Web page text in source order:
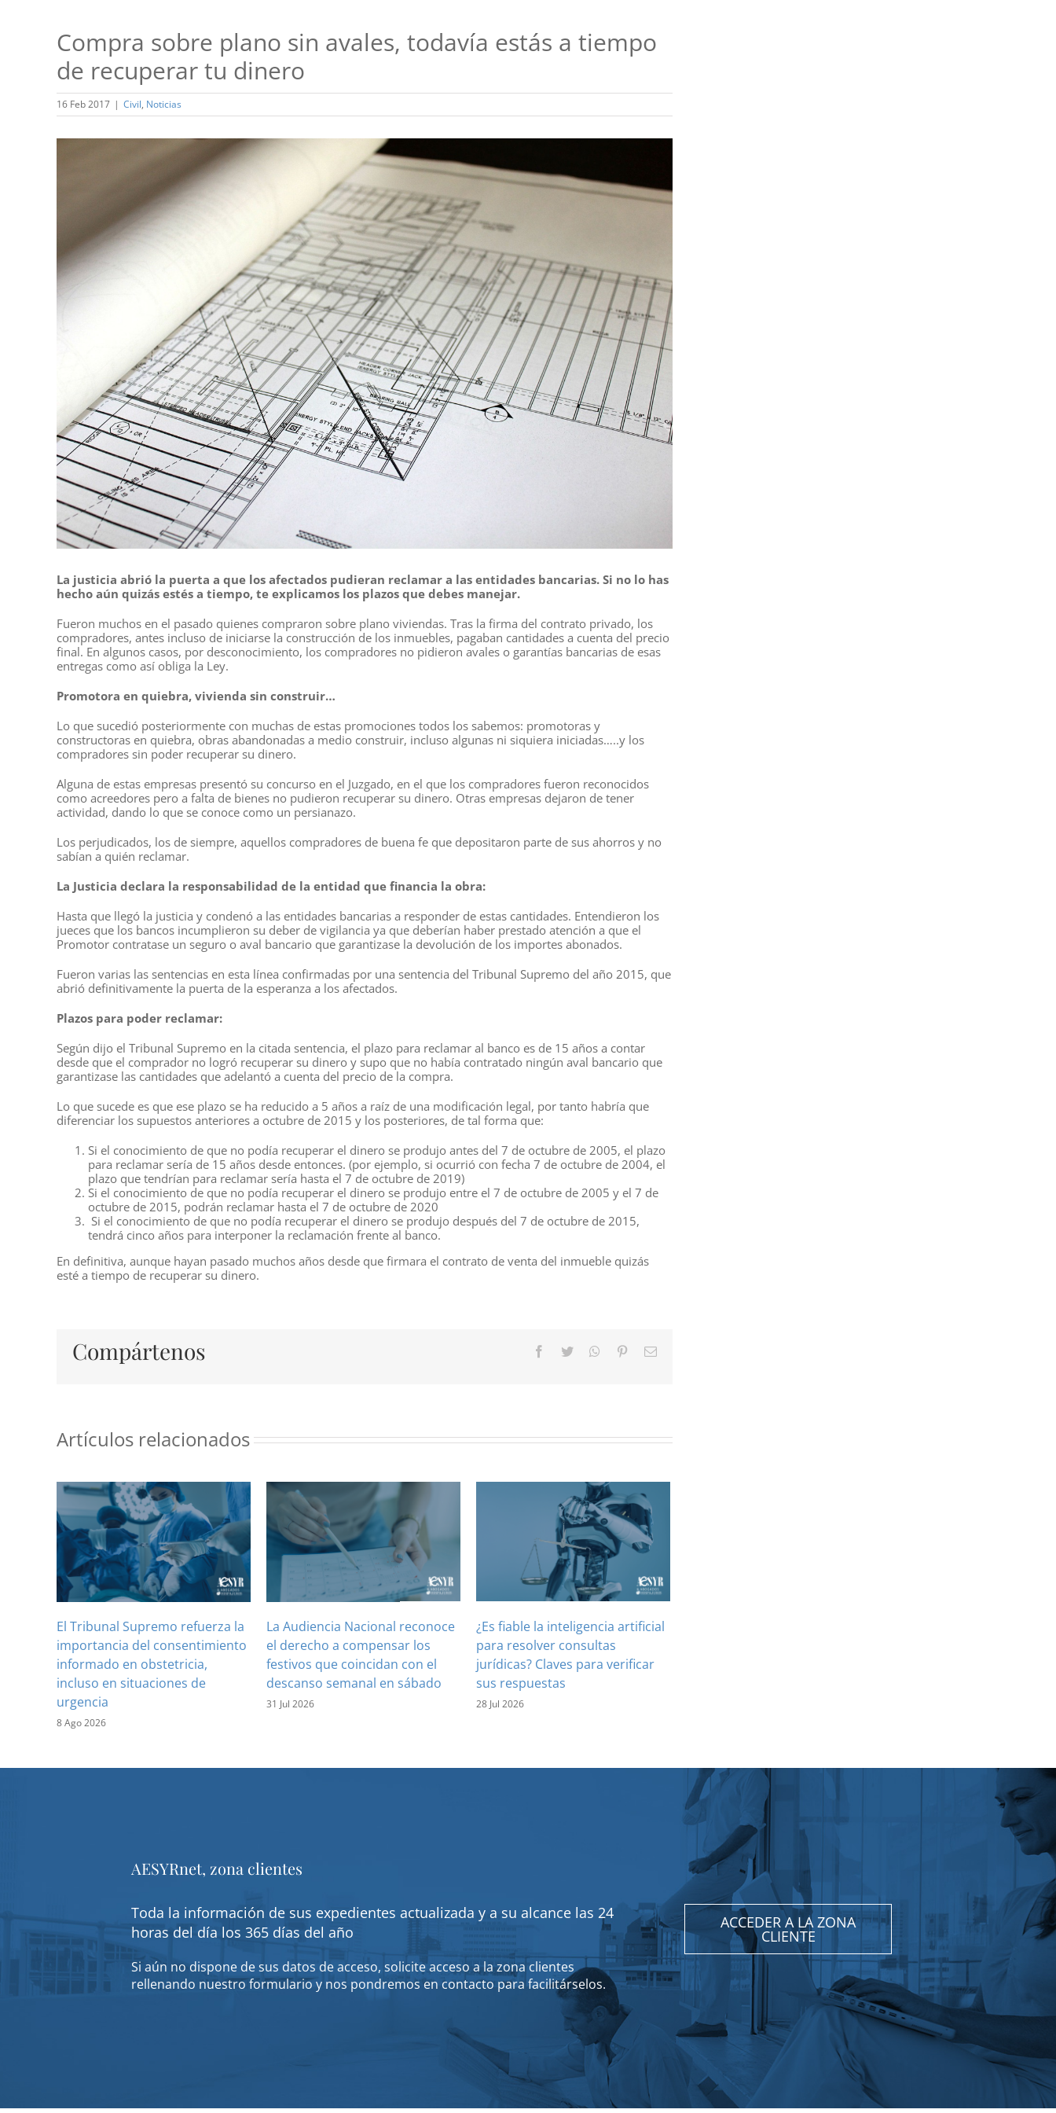
Compra sobre plano sin avales, todavía estás a tiempo
de recuperar tu dinero
16 Feb 2017 | Civil, Noticias
La justicia abrió la puerta a que los afectados pudieran reclamar a las entidades bancarias. Si no lo has
hecho aún quizás estés a tiempo, te explicamos los plazos que debes manejar.
Fueron muchos en el pasado quienes compraron sobre plano viviendas. Tras la firma del contrato privado, los
compradores, antes incluso de iniciarse la construcción de los inmuebles, pagaban cantidades a cuenta del precio
final. En algunos casos, por desconocimiento, los compradores no pidieron avales o garantías bancarias de esas
entregas como así obliga la Ley.
Promotora en quiebra, vivienda sin construir…
Lo que sucedió posteriormente con muchas de estas promociones todos los sabemos: promotoras y
constructoras en quiebra, obras abandonadas a medio construir, incluso algunas ni siquiera iniciadas…..y los
compradores sin poder recuperar su dinero.
Alguna de estas empresas presentó su concurso en el Juzgado, en el que los compradores fueron reconocidos
como acreedores pero a falta de bienes no pudieron recuperar su dinero. Otras empresas dejaron de tener
actividad, dando lo que se conoce como un persianazo.
Los perjudicados, los de siempre, aquellos compradores de buena fe que depositaron parte de sus ahorros y no
sabían a quién reclamar.
La Justicia declara la responsabilidad de la entidad que financia la obra:
Hasta que llegó la justicia y condenó a las entidades bancarias a responder de estas cantidades. Entendieron los
jueces que los bancos incumplieron su deber de vigilancia ya que deberían haber prestado atención a que el
Promotor contratase un seguro o aval bancario que garantizase la devolución de los importes abonados.
Fueron varias las sentencias en esta línea confirmadas por una sentencia del Tribunal Supremo del año 2015, que
abrió definitivamente la puerta de la esperanza a los afectados.
Plazos para poder reclamar:
Según dijo el Tribunal Supremo en la citada sentencia, el plazo para reclamar al banco es de 15 años a contar
desde que el comprador no logró recuperar su dinero y supo que no había contratado ningún aval bancario que
garantizase las cantidades que adelantó a cuenta del precio de la compra.
Lo que sucede es que ese plazo se ha reducido a 5 años a raíz de una modificación legal, por tanto habría que
diferenciar los supuestos anteriores a octubre de 2015 y los posteriores, de tal forma que:
Si el conocimiento de que no podía recuperar el dinero se produjo antes del 7 de octubre de 2005, el plazo
para reclamar sería de 15 años desde entonces. (por ejemplo, si ocurrió con fecha 7 de octubre de 2004, el
plazo que tendrían para reclamar sería hasta el 7 de octubre de 2019)
Si el conocimiento de que no podía recuperar el dinero se produjo entre el 7 de octubre de 2005 y el 7 de
octubre de 2015, podrán reclamar hasta el 7 de octubre de 2020
Si el conocimiento de que no podía recuperar el dinero se produjo después del 7 de octubre de 2015,
tendrá cinco años para interponer la reclamación frente al banco.
En definitiva, aunque hayan pasado muchos años desde que firmara el contrato de venta del inmueble quizás
esté a tiempo de recuperar su dinero.
Compártenos Facebook
TwitterWhatsApp
PinterestCorreo
Artículos relacionados
El Tribunal Supremo refuerza la
importancia del consentimiento
informado en obstetricia,
incluso en situaciones de
urgencia
8 Ago 2026
La Audiencia Nacional reconoce
el derecho a compensar los
festivos que coincidan con el
descanso semanal en sábado
31 Jul 2026
¿Es fiable la inteligencia artificial
para resolver consultas
jurídicas? Claves para verificar
sus respuestas
28 Jul 2026
AESYRnet, zona clientes
Toda la información de sus expedientes actualizada y a su alcance las 24
horas del día los 365 días del año
Si aún no dispone de sus datos de acceso, solicite acceso a la zona clientes
rellenando nuestro formulario y nos pondremos en contacto para facilitárselos.
ACCEDER A LA ZONA
CLIENTE